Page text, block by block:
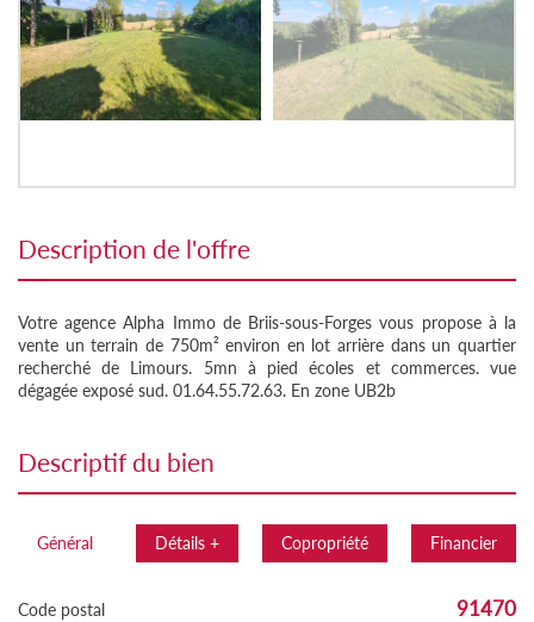
description de l'offre
Votre agence Alpha Immo de Briis-sous-Forges vous propose à la
vente un terrain de 750m² environ en lot arrière dans un quartier
recherché de Limours. 5mn à pied écoles et commerces. vue
dégagée exposé sud. 01.64.55.72.63. En zone UB2b
descriptif du bien
Général Détails + Copropriété Financier
Code postal 91470